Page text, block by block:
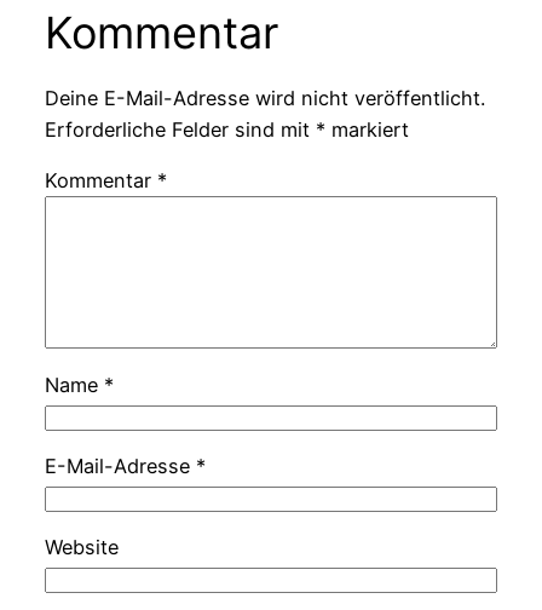
Kommentar
Deine E-Mail-Adresse wird nicht veröffentlicht.
Erforderliche Felder sind mit * markiert
Kommentar *
Name *
E-Mail-Adresse *
Website